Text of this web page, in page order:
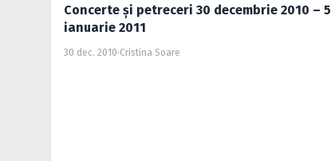
Concerte şi petreceri 30 decembrie 2010 – 5
ianuarie 2011
30 dec. 2010·Cristina Soare